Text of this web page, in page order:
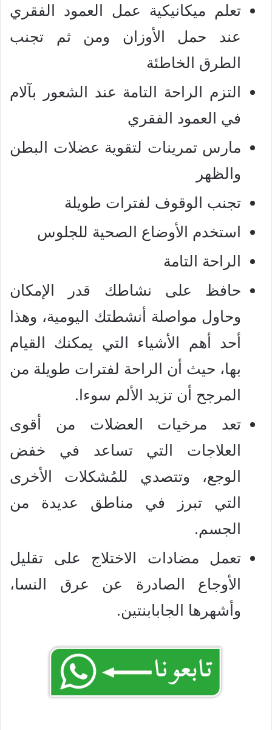
تعلم ميكانيكية عمل العمود الفقري
عند حمل الأوزان ومن ثم تجنب
الطرق الخاطئة
التزم الراحة التامة عند الشعور بآلام
في العمود الفقري
مارس تمرينات لتقوية عضلات البطن
والظهر
تجنب الوقوف لفترات طويلة
استخدم الأوضاع الصحية للجلوس
الراحة التامة
حافظ على نشاطك قدر الإمكان
وحاول مواصلة أنشطتك اليومية، وهذا
أحد أهم الأشياء التي يمكنك القيام
بها، حيث أن الراحة لفترات طويلة من
المرجح أن تزيد الألم سوءا.
تعد مرخيات العضلات من أقوى
العلاجات التي تساعد في خفض
الوجع، وتتصدي للمُشكلات الأخرى
التي تبرز في مناطق عديدة من
الجسم.
تعمل مضادات الاختلاج على تقليل
الأوجاع الصادرة عن عرق النسا،
وأشهرها الجابابنتين.